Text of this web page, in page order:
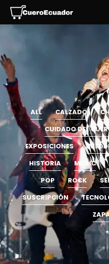
ALL CALZADO
CUIDADO DEL
EXPOSICIONES
HISTORIA
MUSIC
POP
ROCK
SUSCRIPCIÓN